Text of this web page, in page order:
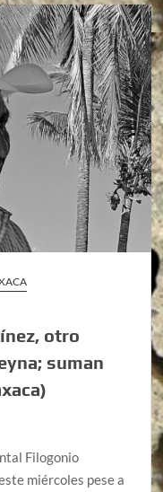
otro
suman
Filogonio
miércoles pese a